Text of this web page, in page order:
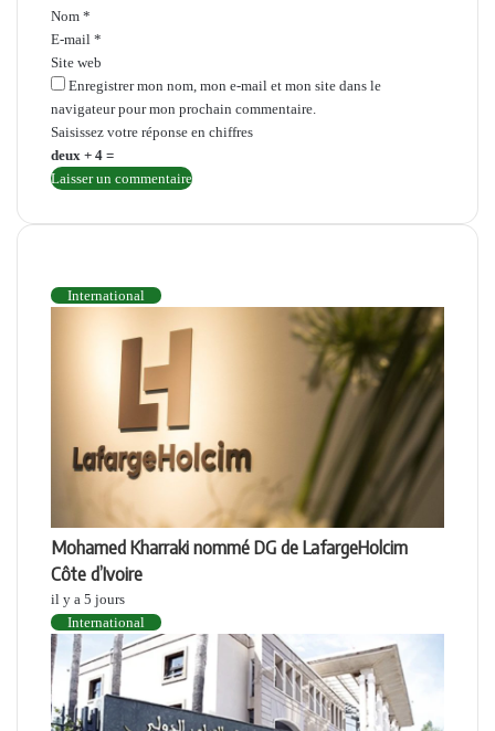
i
r
e
*
Nom *
E-mail *
Site web
Enregistrer mon nom, mon e-mail et mon site dans le
navigateur pour mon prochain commentaire.
Saisissez votre réponse en chiffres
deux + 4 =
International
Mohamed Kharraki nommé DG de LafargeHolcim
Côte d’Ivoire
il y a 5 jours
International